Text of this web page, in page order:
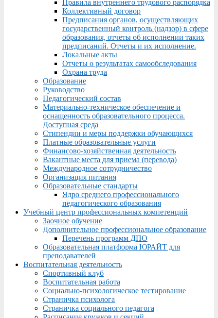
Правила внутреннего трудового распорядка
Коллективный договор
Предписания органов, осуществляющих
государственный контроль (надзор) в сфере
образования, отчеты об исполнении таких
предписаний. Отчеты и их исполнение.
Локальные акты
Отчеты о результатах самообследования
Охрана труда
Образование
Руководство
Педагогический состав
Материально-техническое обеспечение и
оснащенность образовательного процесса.
Доступная среда
Стипендии и меры поддержки обучающихся
Платные образовательные услуги
Финансово-хозяйственная деятельность
Вакантные места для приема (перевода)
Международное сотрудничество
Организация питания
Образовательные стандарты
Ядро среднего профессионального
педагогического образования
Учебный центр профессиональных компетенций
Заочное обучение
Дополнительное профессиональное образование
Перечень программ ДПО
Образовательная платформа ЮРАЙТ для
преподавателей
Воспитательная деятельность
Спортивный клуб
Воспитательная работа
Социально-психологическое тестирование
Страничка психолога
Страничка социального педагога